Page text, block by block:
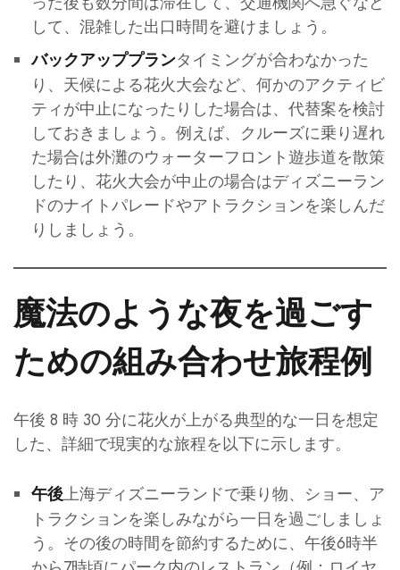
して、混雑した出口時間を避けましょう。
バックアッププランタイミングが合わなかった
り、天候による花火大会など、何かのアクティビ
ティが中止になったりした場合は、代替案を検討
しておきましょう。例えば、クルーズに乗り遅れ
た場合は外灘のウォーターフロント遊歩道を散策
したり、花火大会が中止の場合はディズニーラン
ドのナイトパレードやアトラクションを楽しんだ
りしましょう。
魔法のような夜を過ごす
ための組み合わせ旅程例
午後 8 時 30 分に花火が上がる典型的な一日を想定
した、詳細で現実的な旅程を以下に示します。
午後上海ディズニーランドで乗り物、ショー、ア
トラクションを楽しみながら一日を過ごしましょ
う。その後の時間を節約するために、午後6時半